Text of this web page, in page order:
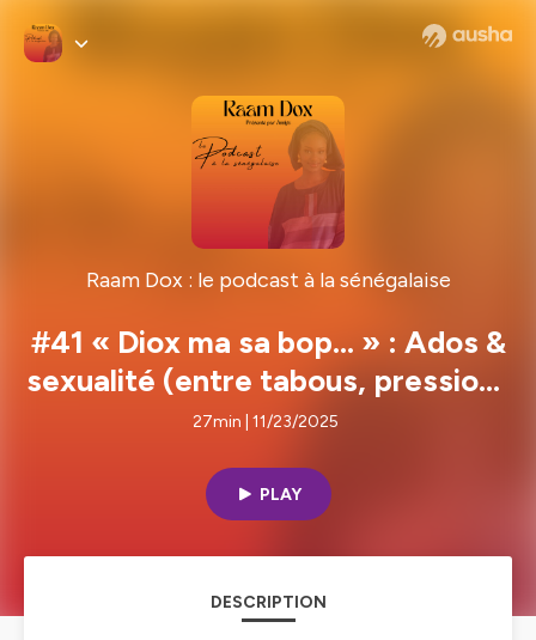
Raam Dox : le podcast à la sénégalaise
#41 « Diox ma sa bop… » : Ados &
sexualité (entre tabous, pressions
ak manipulations)
27min | 11/23/2025
PLAY
DESCRIPTION